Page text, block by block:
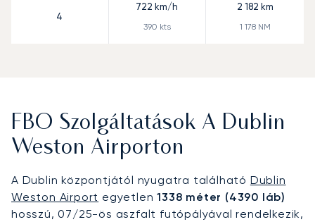
4
722 km/h
390 kts
2 182 km
1 178NM
FBO Szolgáltatások A Dublin
Weston Airporton
A Dublin központjától nyugatra található Dublin
Weston Airport egyetlen1338 méter (4390 láb)
hosszú, 07/25-ös aszfalt futópályával rendelkezik,